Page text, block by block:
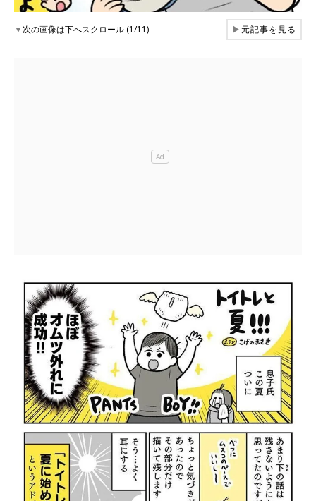
▼次の画像は下へスクロール (1/11) ▶元記事を見る